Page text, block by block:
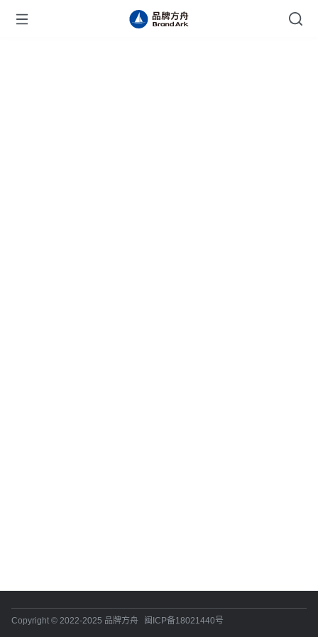
Copyright © 2022-2025 品牌方舟 闽ICP备18021440号